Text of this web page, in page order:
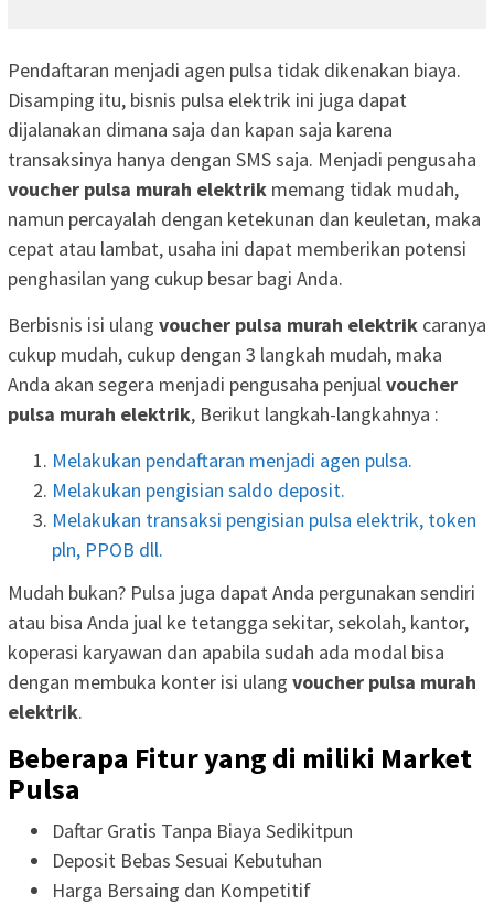
Pendaftaran menjadi agen pulsa tidak dikenakan biaya.
Disamping itu, bisnis pulsa elektrik ini juga dapat
dijalanakan dimana saja dan kapan saja karena
transaksinya hanya dengan SMS saja. Menjadi pengusaha
voucher pulsa murah elektrik memang tidak mudah,
namun percayalah dengan ketekunan dan keuletan, maka
cepat atau lambat, usaha ini dapat memberikan potensi
penghasilan yang cukup besar bagi Anda.
Berbisnis isi ulang voucher pulsa murah elektrik caranya
cukup mudah, cukup dengan 3 langkah mudah, maka
Anda akan segera menjadi pengusaha penjualvoucher
pulsa murah elektrik, Berikut langkah-langkahnya :
Melakukan pendaftaran menjadi agen pulsa.
Melakukan pengisian saldo deposit.
Melakukan transaksi pengisian pulsa elektrik, token
pln, PPOB dll.
Mudah bukan? Pulsa juga dapat Anda pergunakan sendiri
atau bisa Anda jual ke tetangga sekitar, sekolah, kantor,
koperasi karyawan dan apabila sudah ada modal bisa
dengan membuka konter isi ulang voucher pulsa murah
elektrik.
Beberapa Fitur yang di miliki Market
Pulsa
Daftar Gratis Tanpa Biaya Sedikitpun
Deposit Bebas Sesuai Kebutuhan
Harga Bersaing dan Kompetitif